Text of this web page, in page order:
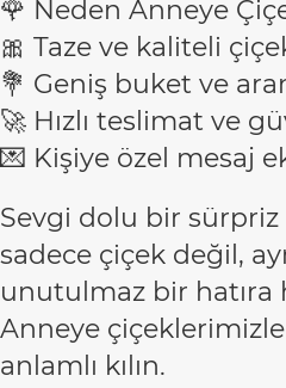
🌹 Neden Anneye
🎀 Taze ve kaliteli
💐 Geniş buket ve
🚀 Hızlı teslimat ve
💌 Kişiye özel mesaj
Sevgi dolu bir
sadece çiçek değil,
unutulmaz bir hatıra
Anneye
anlamlı kılın.